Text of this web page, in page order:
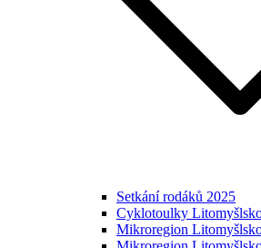
Setkání rodáků 2025
Cyklotoulky
Mikroregion